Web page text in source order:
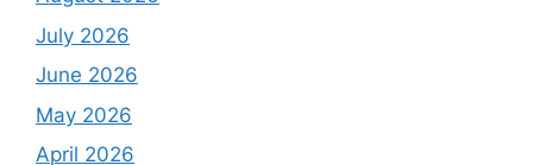
July 2026
June 2026
May 2026
April 2026